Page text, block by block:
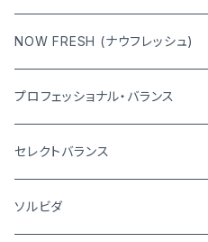
NOW FRESH (ナウフレッシュ)
プロフェッショナル・バランス
セレクトバランス
ソルビダ